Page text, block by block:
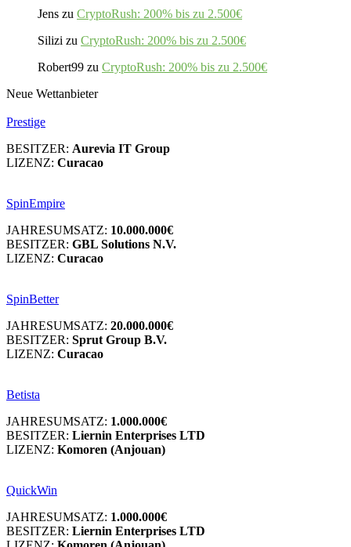
Jens zu CryptoRush: 200% bis zu 2.500€
Silizi zu CryptoRush: 200% bis zu 2.500€
Robert99 zu CryptoRush: 200% bis zu 2.500€
Neue Wettanbieter
Prestige
BESITZER: Aurevia IT Group
LIZENZ: Curacao
SpinEmpire
JAHRESUMSATZ: 10.000.000€
BESITZER: GBL Solutions N.V.
LIZENZ: Curacao
SpinBetter
JAHRESUMSATZ: 20.000.000€
BESITZER: Sprut Group B.V.
LIZENZ: Curacao
Betista
JAHRESUMSATZ: 1.000.000€
BESITZER: Liernin Enterprises LTD
LIZENZ: Komoren (Anjouan)
QuickWin
JAHRESUMSATZ: 1.000.000€
BESITZER: Liernin Enterprises LTD